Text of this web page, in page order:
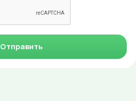
Отправить